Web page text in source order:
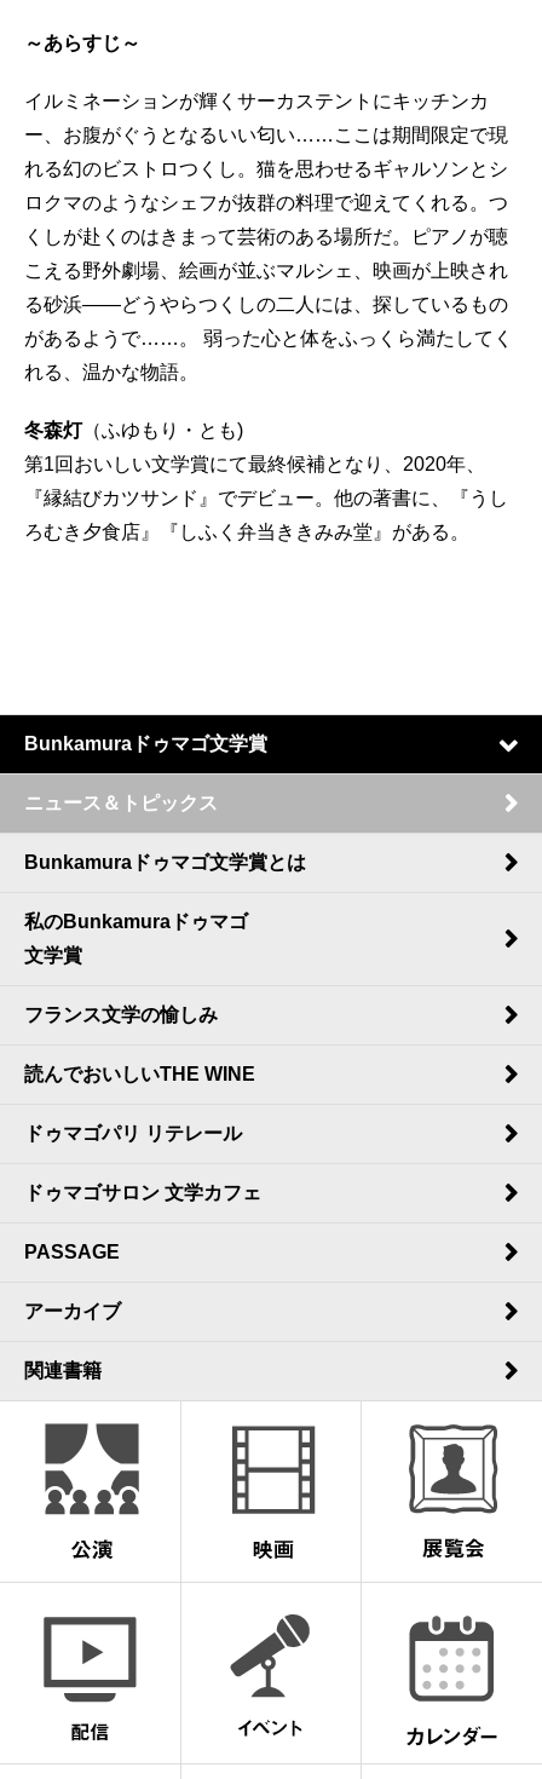
～あらすじ～
イルミネーションが輝くサーカステントにキッチンカ
ー、お腹がぐうとなるいい匂い……ここは期間限定で現
れる幻のビストロつくし。猫を思わせるギャルソンとシ
ロクマのようなシェフが抜群の料理で迎えてくれる。つ
くしが赴くのはきまって芸術のある場所だ。ピアノが聴
こえる野外劇場、絵画が並ぶマルシェ、映画が上映され
る砂浜――どうやらつくしの二人には、探しているもの
があるようで……。 弱った心と体をふっくら満たしてく
れる、温かな物語。
冬森灯（ふゆもり・とも)
第1回おいしい文学賞にて最終候補となり、2020年、
『縁結びカツサンド』でデビュー。他の著書に、『うし
ろむき夕食店』『しふく弁当ききみみ堂』がある。
Bunkamuraドゥマゴ文学賞
ニュース＆トピックス
Bunkamuraドゥマゴ文学賞とは
私のBunkamuraドゥマゴ
文学賞
フランス文学の愉しみ
読んでおいしいTHE WINE
ドゥマゴパリ リテレール
ドゥマゴサロン 文学カフェ
PASSAGE
アーカイブ
関連書籍